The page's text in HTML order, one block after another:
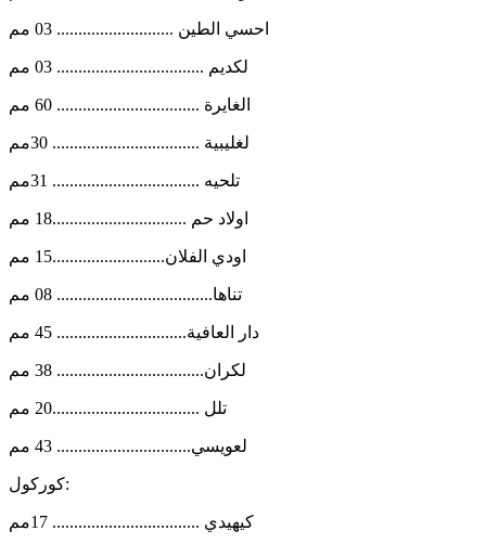
احسي الطين ........................... 03 مم
لكديم .................................. 03 مم
الغايرة ................................. 60 مم
لغليبية .................................. 30مم
تلحيه .................................. 31مم
اولاد حم ...............................18 مم
اودي الفلان..........................15 مم
تناها.................................... 08 مم
دار العافية.............................. 45 مم
لكران.................................. 38 مم
تلل ..................................20 مم
لعويسي............................... 43 مم
كوركول:
كيهيدي .................................. 17مم